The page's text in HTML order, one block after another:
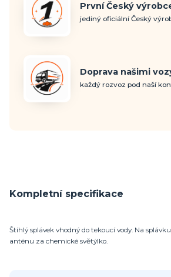
První Český
jediný oficiální Český
Doprava našimi
každý rozvoz pod naší
Kompletní specifikace
Štíhlý splávek vhodný do tekoucí vody. Na
anténu za chemické světýlko.